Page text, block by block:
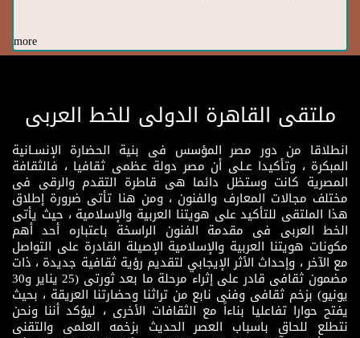
more
ملتقى القاهرة الدولى للخط العربى
انطلاقا من دور مصر المؤسس فى بنية الحضارة الإنسـانية
المبكرة ، وتأكيدا عـلى أن مصر دولة عظمى ثقافيا ، فالثقافة
المصرية كانت وستظل دائما هى قاطرة التقدم والرقى فى
مختلف مجالات المعارف والفنون ، ومن هنا تأتى ضرورة إطلاق
هذا الملتقى للتأكيد على هويتنا العربية والإسلامية ، حيث يأتى
الخط العربى فى مقدمة الفنون الراسخة باعتباره أحد أهم
مكونات هويتنا العربية والإسلامية الإصيلة القادرة على التواصل
مع الآخر ، وإحداث الأثر الإيجابي لتقديم رؤية ثقافية جديدة ، ذات
مضمون ثقافى قادر على إثراء مرحلة ما بعد ثورتى (25 يناير و30
يونيو) بزخم ثقافى وفنى نابع من تراثنا وحضارتنا العريقة ، بحيث
يفتح حوارا تفاعليا بناءاً مع الثقافات الأخرى ، ليؤكد أننا ونحن
نتطلع للحاق باسباب العصر الحديث بزخمه العلمى والتقنى